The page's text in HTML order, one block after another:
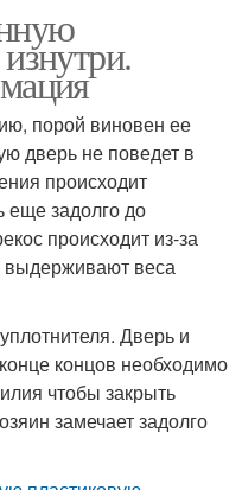
порой виновен ее
дверь не поведет в
происходит
еще задолго до
происходит из-за
выдерживают веса
Дверь и
концов необходимо
чтобы закрыть
замечает задолго